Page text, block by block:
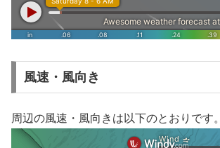
風速・風向き
周辺の風速・風向きは以下のとおりです。